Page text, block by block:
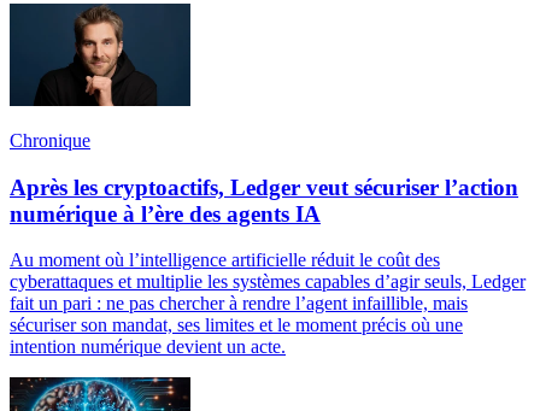
Chronique
Après les cryptoactifs, Ledger veut sécuriser l’action
numérique à l’ère des agents IA
Au moment où l’intelligence artificielle réduit le coût des
cyberattaques et multiplie les systèmes capables d’agir seuls, Ledger
fait un pari : ne pas chercher à rendre l’agent infaillible, mais
sécuriser son mandat, ses limites et le moment précis où une
intention numérique devient un acte.